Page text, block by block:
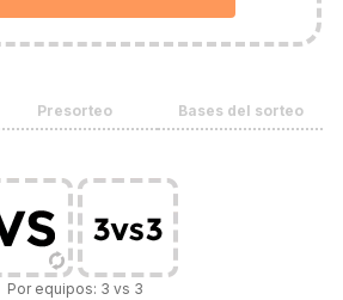
Presorteo Bases del sorteo
Por equipos: 3 vs 3